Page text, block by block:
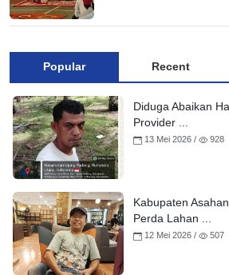
Popular Recent
Diduga Abaikan
Provider ...
13 Mei 2026 / 928
Kabupaten
Perda Lahan ...
12 Mei 2026 / 507